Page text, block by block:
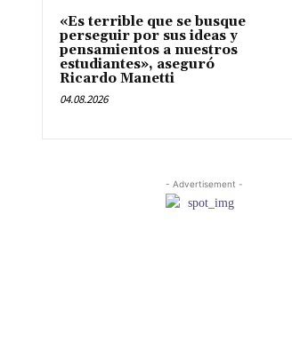
«Es terrible que se busque
perseguir por sus ideas y
pensamientos a nuestros
estudiantes», aseguró
Ricardo Manetti
04.08.2026
- Advertisement -